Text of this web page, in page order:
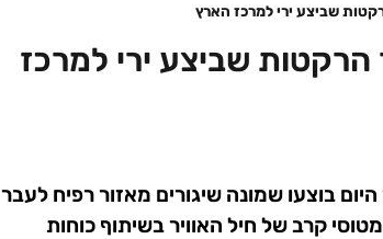
שביצע ירי למרכז הארץ
שביצע ירי למרכז
בוצעו שמונה שיגורים מאזור רפיח לעבר
קרב של חיל האוויר בשיתוף כוחות